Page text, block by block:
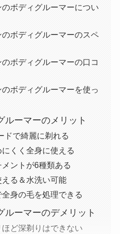
ボディグルーマーについ
ボディグルーマーのスペ
ボディグルーマーの口コ
ボディグルーマーを使っ
ルーマーのメリット
ドで綺麗に剃れる
くく全身に使える
ントが6種類ある
る＆水洗い可能
身の毛を処理できる
ルーマーのデメリット
ど深剃りはできない